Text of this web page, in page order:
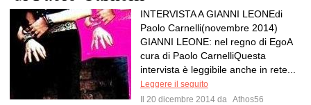
INTERVISTA A GIANNI LEONEdi
Paolo Carnelli(novembre 2014)
GIANNI LEONE: nel regno di EgoA
cura di Paolo CarnelliQuesta
intervista è leggibile anche in rete...
Leggere il seguito
Il 20 dicembre 2014 da Athos56